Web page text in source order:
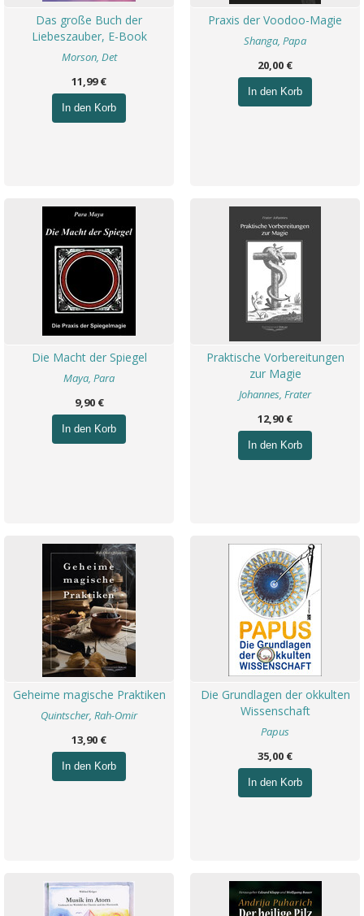
Das große Buch der
Liebeszauber, E-Book
Morson, Det
11,99 €
In den Korb
Praxis der Voodoo-Magie
Shanga, Papa
20,00 €
In den Korb
Die Macht der Spiegel
Maya, Para
9,90 €
In den Korb
Praktische Vorbereitungen
zur Magie
Johannes, Frater
12,90 €
In den Korb
Geheime magische Praktiken
Quintscher, Rah-Omir
13,90 €
In den Korb
Die Grundlagen der okkulten
Wissenschaft
Papus
35,00 €
In den Korb